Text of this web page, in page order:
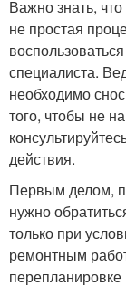
Важно знать,
не простая
специалиста.
необходимо
того, чтобы не
действия.
Первым делом,
нужно
только при
ремонтным